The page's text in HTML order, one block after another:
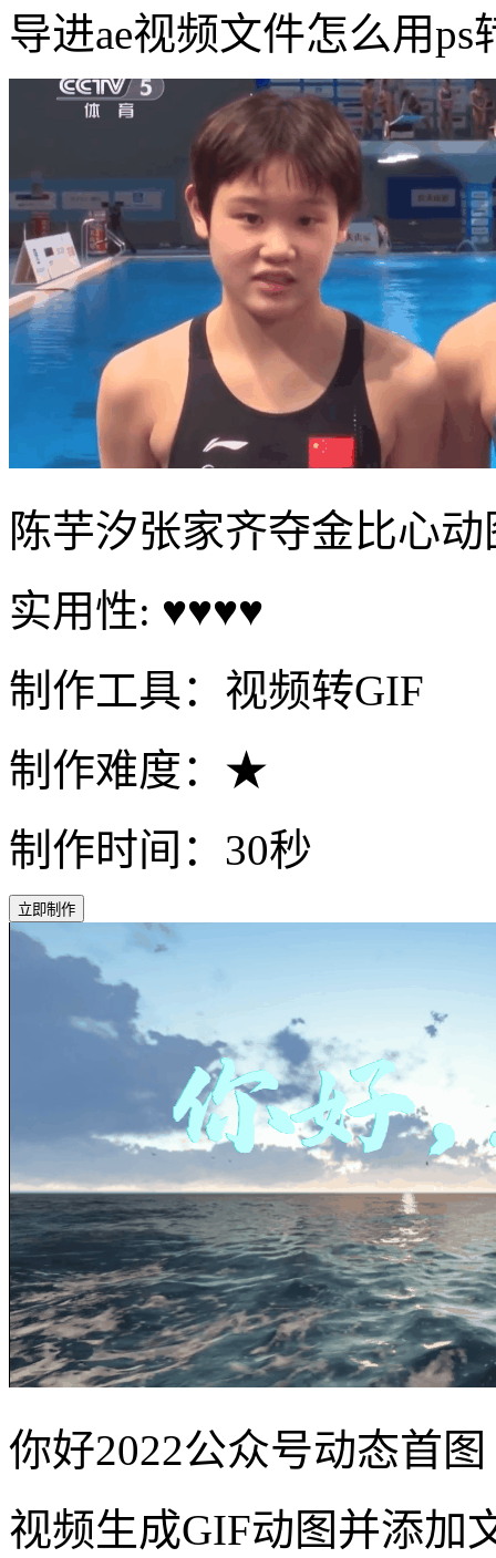
导进ae视频文件怎么用
陈芋汐张家齐夺金比心
实用性: ♥♥♥♥
制作工具：视频转GIF
制作难度：★
制作时间：30秒
立即制作
你好2022公众号动态首图
视频生成GIF动图并添加